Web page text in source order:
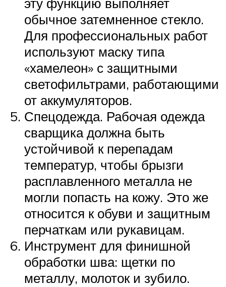
эту функцию выполняет
обычное затемненное стекло.
Для профессиональных работ
используют маску типа
«хамелеон» с защитными
светофильтрами, работающими
от аккумуляторов.
Спецодежда. Рабочая одежда
сварщика должна быть
устойчивой к перепадам
температур, чтобы брызги
расплавленного металла не
могли попасть на кожу. Это же
относится к обуви и защитным
перчаткам или рукавицам.
Инструмент для финишной
обработки шва: щетки по
металлу, молоток и зубило.